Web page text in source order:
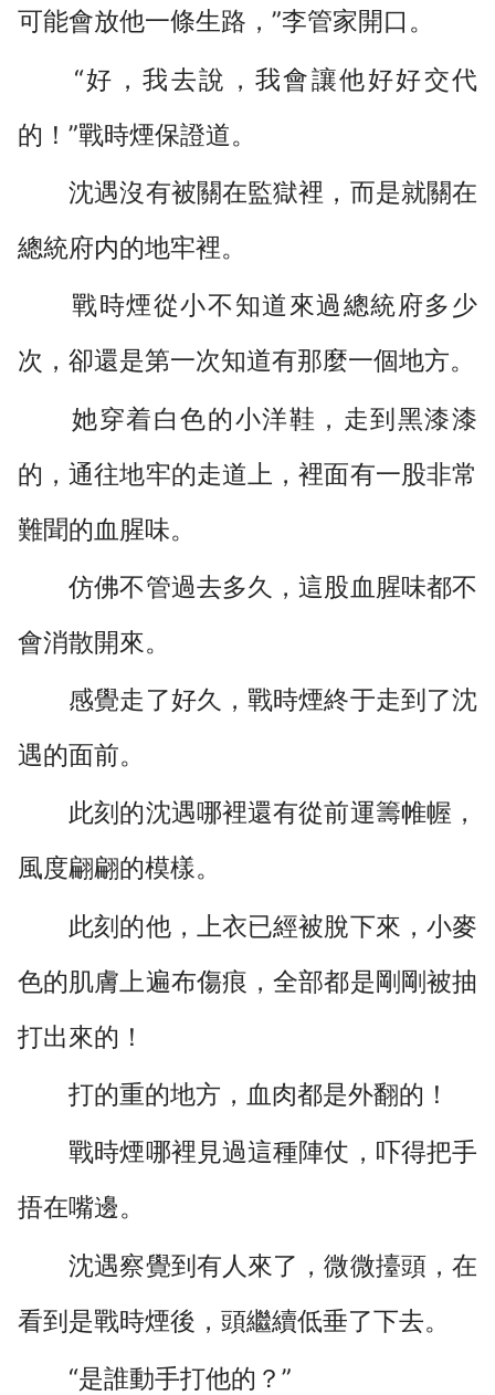
可能會放他一條生路，”李管家開口。
“好，我去說，我會讓他好好交代
的！”戰時煙保證道。
沈遇沒有被關在監獄裡，而是就關在
總統府内的地牢裡。
戰時煙從小不知道來過總統府多少
次，卻還是第一次知道有那麼一個地方。
她穿着白色的小洋鞋，走到黑漆漆
的，通往地牢的走道上，裡面有一股非常
難聞的血腥味。
仿佛不管過去多久，這股血腥味都不
會消散開來。
感覺走了好久，戰時煙終于走到了沈
遇的面前。
此刻的沈遇哪裡還有從前運籌帷幄，
風度翩翩的模樣。
此刻的他，上衣已經被脫下來，小麥
色的肌膚上遍布傷痕，全部都是剛剛被抽
打出來的！
打的重的地方，血肉都是外翻的！
戰時煙哪裡見過這種陣仗，吓得把手
捂在嘴邊。
沈遇察覺到有人來了，微微擡頭，在
看到是戰時煙後，頭繼續低垂了下去。
“是誰動手打他的？”